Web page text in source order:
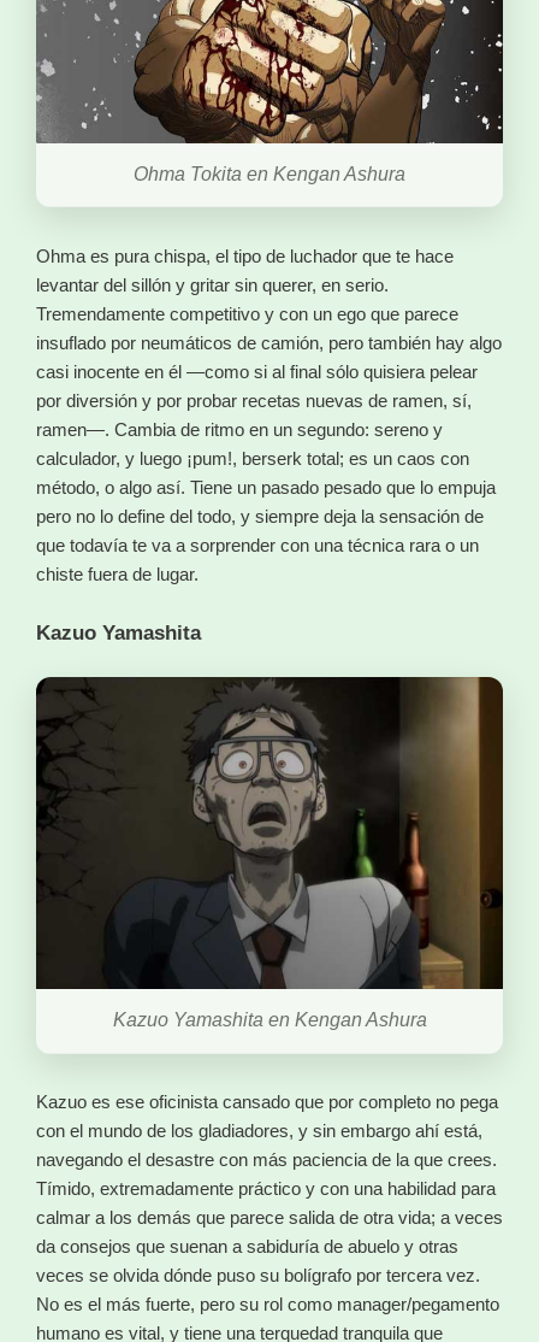
Ohma Tokita en Kengan Ashura
Ohma es pura chispa, el tipo de luchador que te hace
levantar del sillón y gritar sin querer, en serio.
Tremendamente competitivo y con un ego que parece
insuflado por neumáticos de camión, pero también hay algo
casi inocente en él —como si al final sólo quisiera pelear
por diversión y por probar recetas nuevas de ramen, sí,
ramen—. Cambia de ritmo en un segundo: sereno y
calculador, y luego ¡pum!, berserk total; es un caos con
método, o algo así. Tiene un pasado pesado que lo empuja
pero no lo define del todo, y siempre deja la sensación de
que todavía te va a sorprender con una técnica rara o un
chiste fuera de lugar.
Kazuo Yamashita
Kazuo Yamashita en Kengan Ashura
Kazuo es ese oficinista cansado que por completo no pega
con el mundo de los gladiadores, y sin embargo ahí está,
navegando el desastre con más paciencia de la que crees.
Tímido, extremadamente práctico y con una habilidad para
calmar a los demás que parece salida de otra vida; a veces
da consejos que suenan a sabiduría de abuelo y otras
veces se olvida dónde puso su bolígrafo por tercera vez.
No es el más fuerte, pero su rol como manager/pegamento
humano es vital, y tiene una terquedad tranquila que